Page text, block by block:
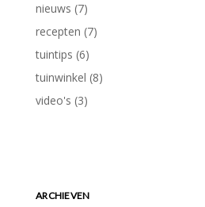
nieuws (7)
recepten (7)
tuintips (6)
tuinwinkel (8)
video's (3)
ARCHIEVEN